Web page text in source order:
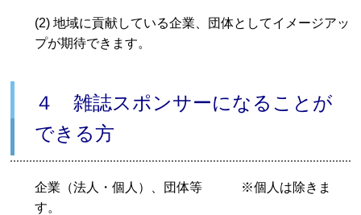
(2) 地域に貢献している企業、団体としてイメージアッ
プが期待できます。
４ 雑誌スポンサーになることが
できる方
企業（法人・個人）、団体等 ※個人は除きま
す。